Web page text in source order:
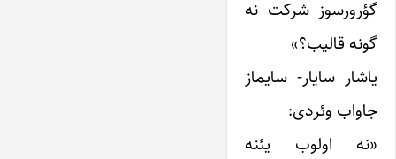
گؤرورسوز شرکت نه
گونه قالیب؟»
یاشار سایار- سایماز
جاواب وئردی:
«نه اولوب یئنه